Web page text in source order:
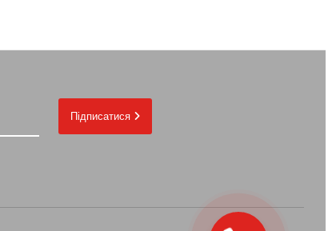
Підписатися